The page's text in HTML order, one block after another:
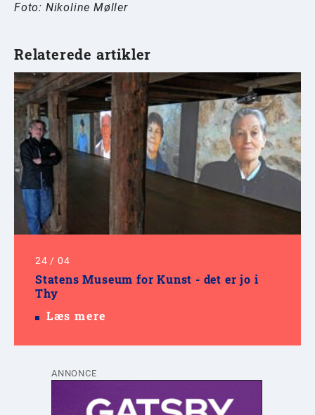
Foto: Nikoline Møller
Relaterede artikler
24 / 04
Statens Museum for Kunst - det er jo i
Thy
Læs mere
ANNONCE